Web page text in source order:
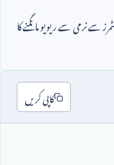
نرمی سے ریویو مانگنے کا
کاپی کریں